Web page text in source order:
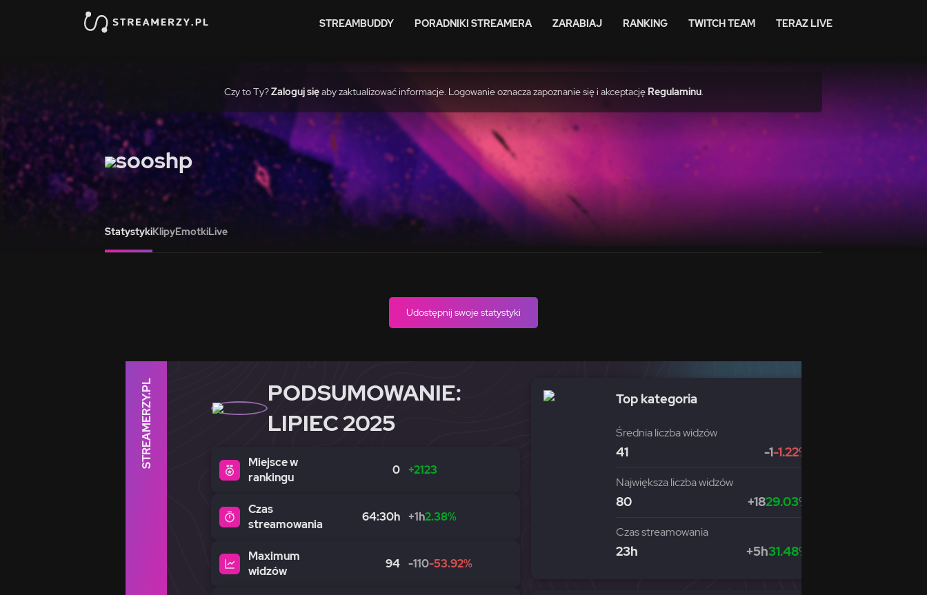
STREAMBUDDY PORADNIKI STREAMERA ZARABIAJ RANKING TWITCH TEAM TERAZ LIVE
Czy to Ty?Zaloguj sięaby zaktualizować informacje. Logowanie oznacza zapoznanie się i akceptacjęRegulaminu.
sooshp
StatystykiKlipyEmotkiLive
Udostępnij swoje statystyki
STREAMERZY.PL
PODSUMOWANIE:
LIPIEC 2025
Miejsce w
rankingu
0 +2123
Czas
streamowania
64:30h +1h2.38%
Maximum
widzów
94 -110-53.92%
Top kategoria
Średnia liczba widzów
41 -1-1.22%
Największa liczba widzów
80 +1829.03%
Czas streamowania
23h +5h31.48%